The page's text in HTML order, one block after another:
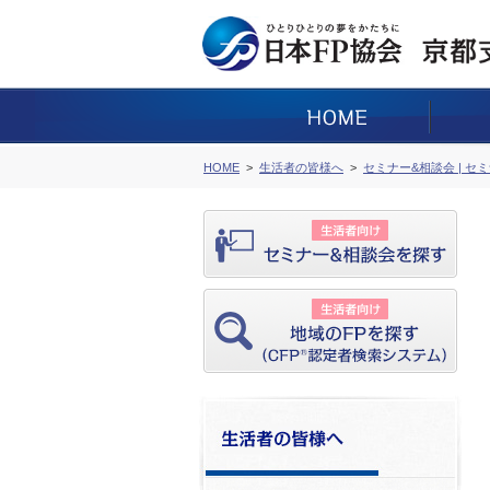
HOME 生活者の皆様へ セミナー&相談会 | セ